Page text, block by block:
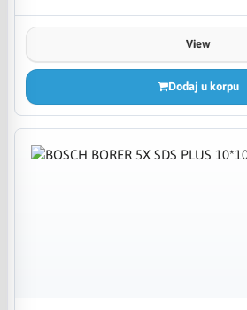
View
Dodaj u korpu